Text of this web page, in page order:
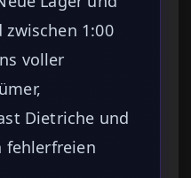
1:00
voller
Dietriche und
fehlerfreien